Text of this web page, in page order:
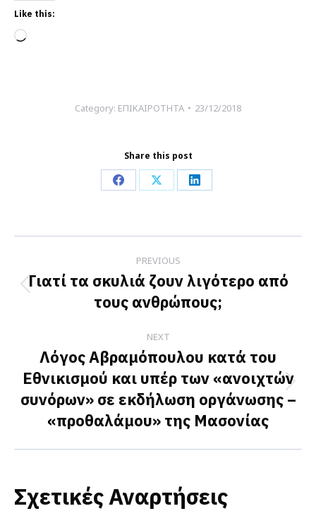
Like this:
Loading…
Category: ΕΠΙΚΑΙΡΟΤΗΤΑ 23/12/2018
Share this post
Share
Facebook
Share
X
Share
LinkedIn
navigation
PREVIOUS
Previous
post:
Γιατί τα σκυλιά ζουν λιγότερο από
τους ανθρώπους;
NEXT
Next
post:
Λόγος Αβραμόπουλου κατά του
Εθνικισμού και υπέρ των «ανοιχτών
συνόρων» σε εκδήλωση οργάνωσης –
«προθαλάμου» της Μασονίας
Σχετικές Αναρτήσεις